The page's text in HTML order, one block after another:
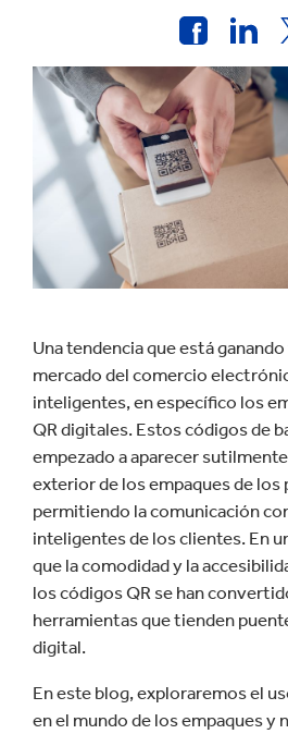
Una tendencia que está
mercado del comercio
inteligentes, en específico los
QR digitales. Estos códigos de
empezado a aparecer
exterior de los empaques de los
permitiendo la comunicación
inteligentes de los clientes. En
que la comodidad y la
los códigos QR se han
herramientas que tienden
digital.
En este blog, exploraremos el
en el mundo de los empaques y